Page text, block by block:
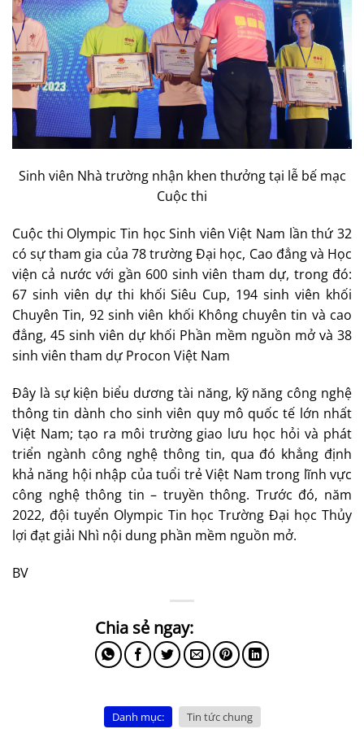
Sinh viên Nhà trường nhận khen thưởng tại lễ bế mạc
Cuộc thi
Cuộc thi Olympic Tin học Sinh viên Việt Nam lần thứ 32
có sự tham gia của 78 trường Đại học, Cao đẳng và Học
viện cả nước với gần 600 sinh viên tham dự, trong đó:
67 sinh viên dự thi khối Siêu Cup, 194 sinh viên khối
Chuyên Tin, 92 sinh viên khối Không chuyên tin và cao
đẳng, 45 sinh viên dự khối Phần mềm nguồn mở và 38
sinh viên tham dự Procon Việt Nam
Đây là sự kiện biểu dương tài năng, kỹ năng công nghệ
thông tin dành cho sinh viên quy mô quốc tế lớn nhất
Việt Nam; tạo ra môi trường giao lưu học hỏi và phát
triển ngành công nghệ thông tin, qua đó khẳng định
khả năng hội nhập của tuổi trẻ Việt Nam trong lĩnh vực
công nghệ thông tin – truyền thông. Trước đó, năm
2022, đội tuyển Olympic Tin học Trường Đại học Thủy
lợi đạt giải Nhì nội dung phần mềm nguồn mở.
BV
Danh mục: Tin tức chung